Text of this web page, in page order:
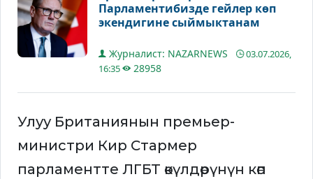
Парламентибизде гейлер көп
экендигине сыймыктанам
Журналист: NAZARNEWS
03.07.2026,
16:35
28958
Улуу Британиянын премьер-
министри Кир Стармер
парламентте ЛГБТ өкүлдөрүнүн көп